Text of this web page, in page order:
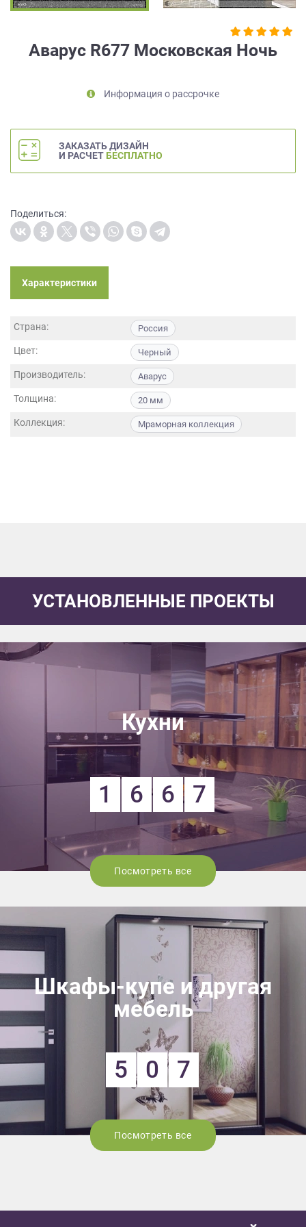
Аварус R677 Московская Ночь
Информация о рассрочке
ЗАКАЗАТЬ ДИЗАЙН
И РАСЧЕТ БЕСПЛАТНО
Поделиться:
Характеристики
Страна: Россия
Цвет: Черный
Производитель: Аварус
Толщина: 20 мм
Коллекция: Мраморная коллекция
УСТАНОВЛЕННЫЕ ПРОЕКТЫ
Кухни
1 6 6 7
Посмотреть все
Шкафы-купе и другая
мебель
5 0 7
Посмотреть все
на
данных,
персональных
данных
порядке
Политики
обработки
персональных